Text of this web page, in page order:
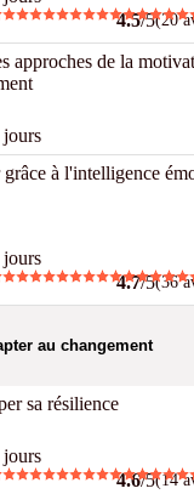
4.5/5(20
approches de la
jours
grâce à l'intelligence
jours
4.7/5(36
au changement
sa résilience
jours
4.6/5(14